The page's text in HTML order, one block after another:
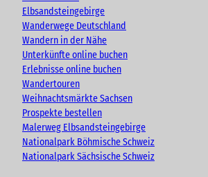
k
a
m
Elbsandsteingebirge
Wanderwege Deutschland
Wandern in der Nähe
Unterkünfte online buchen
Erlebnisse online buchen
Wandertouren
Weihnachtsmärkte Sachsen
Prospekte bestellen
Malerweg Elbsandsteingebirge
Nationalpark Böhmische Schweiz
Nationalpark Sächsische Schweiz